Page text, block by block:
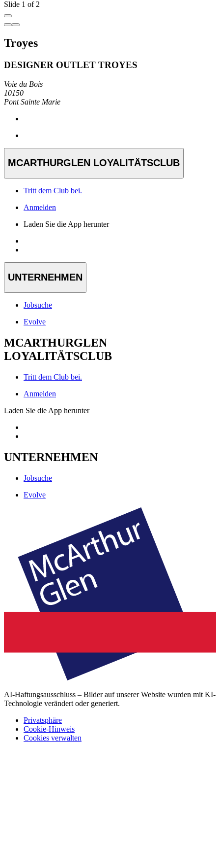
Slide 1 of 2
Troyes
DESIGNER OUTLET TROYES
Voie du Bois
10150
Pont Sainte Marie
MCARTHURGLEN LOYALITÄTSCLUB
Tritt dem Club bei.
Anmelden
Laden Sie die App herunter
UNTERNEHMEN
Jobsuche
Evolve
MCARTHURGLEN
LOYALITÄTSCLUB
Tritt dem Club bei.
Anmelden
Laden Sie die App herunter
UNTERNEHMEN
Jobsuche
Evolve
AI-Haftungsausschluss – Bilder auf unserer Website wurden mit KI-
Technologie verändert oder generiert.
Privatsphäre
Cookie-Hinweis
Cookies verwalten